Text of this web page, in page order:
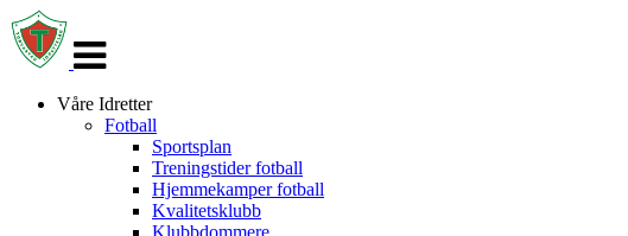
navigasjon
Våre Idretter
Fotball
Sportsplan
Treningstider fotball
Hjemmekamper fotball
Kvalitetsklubb
Klubbdommere